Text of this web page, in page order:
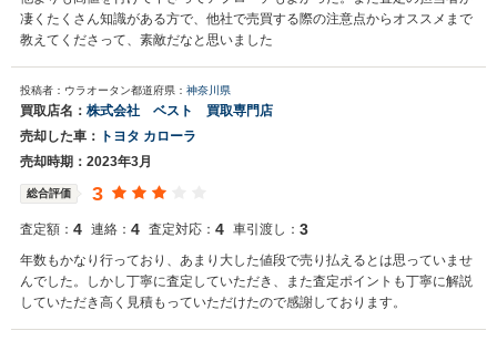
凄くたくさん知識がある方で、他社で売買する際の注意点からオススメまで
教えてくださって、素敵だなと思いました
投稿者：ウラオータン都道府県： 神奈川県
買取店名： 株式会社 ベスト 買取専門店
売却した車：
トヨタ カローラ
売却時期：2023年3月
総合評価 3
査定額： 4 連絡： 4 査定対応： 4 車引渡し： 3
年数もかなり行っており、あまり大した値段で売り払えるとは思っていませ
んでした。しかし丁寧に査定していただき、また査定ポイントも丁寧に解説
していただき高く見積もっていただけたので感謝しております。